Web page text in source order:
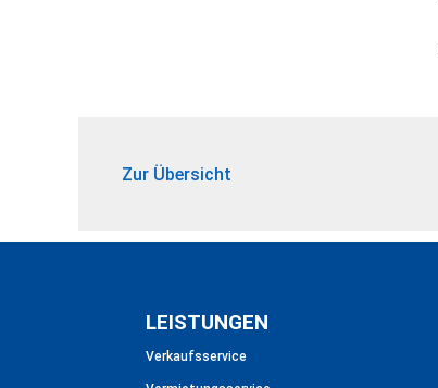
Zur Übersicht
LEISTUNGEN
Verkaufsservice